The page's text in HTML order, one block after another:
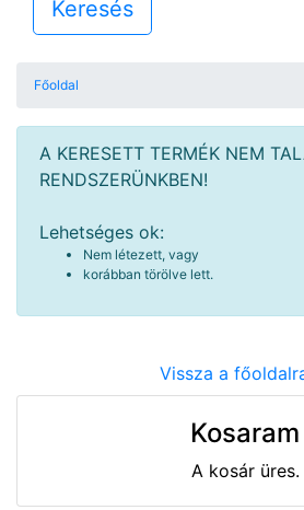
Keresés
Főoldal
A KERESETT TERMÉK NEM
RENDSZERÜNKBEN!
Lehetséges ok:
Nem létezett, vagy
korábban törölve lett.
Vissza a
Kosaram
A kosár üres.